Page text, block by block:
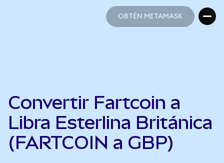
OBTÉN METAMASK
Convertir Fartcoin a
Libra Esterlina Británica
(FARTCOIN a GBP)